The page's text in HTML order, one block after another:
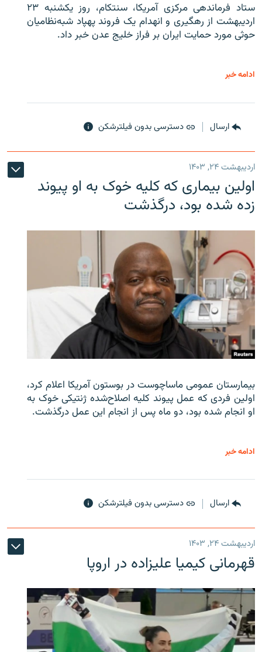
ستاد فرماندهی مرکزی آمریکا، سنتکام، روز یکشنبه ۲۳
اردیبهشت از رهگیری و انهدام یک فروند پهپاد شبه‌نظامیان
حوثی‌ مورد حمایت ایران بر فراز خلیج عدن خبر داد.
ادامه خبر
ارسال دسترسی بدون فیلترشکن
اردیبهشت ۲۴, ۱۴۰۳
اولین بیماری که کلیه خوک به او پیوند
زده شده بود، درگذشت
بیمارستان عمومی ماساچوست در بوستون آمریکا اعلام کرد،
اولین فردی که عمل پیوند کلیه اصلاح‌شده ژنتیکی خوک به
او انجام شده بود، دو ماه پس از انجام این عمل درگذشت.
ادامه خبر
ارسال دسترسی بدون فیلترشکن
اردیبهشت ۲۴, ۱۴۰۳
قهرمانی کیمیا علیزاده در اروپا